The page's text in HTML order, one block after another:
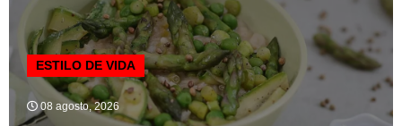
ESTILO DE VIDA
08 agosto, 2026